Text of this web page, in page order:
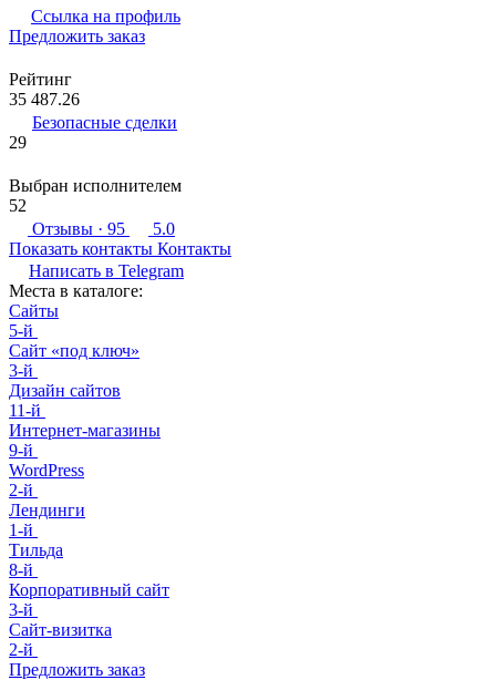
Ссылка на профиль
Предложить заказ
Рейтинг
35 487.26
Безопасные сделки
29
Выбран исполнителем
52
Отзывы · 95
5.0
Показать контакты Контакты
Написать в Telegram
Места в каталоге:
Сайты
5-й
Сайт «под ключ»
3-й
Дизайн сайтов
11-й
Интернет-магазины
9-й
WordPress
2-й
Лендинги
1-й
Тильда
8-й
Корпоративный сайт
3-й
Сайт-визитка
2-й
Предложить заказ